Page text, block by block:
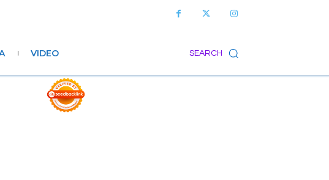
SEARCH
VIDEO